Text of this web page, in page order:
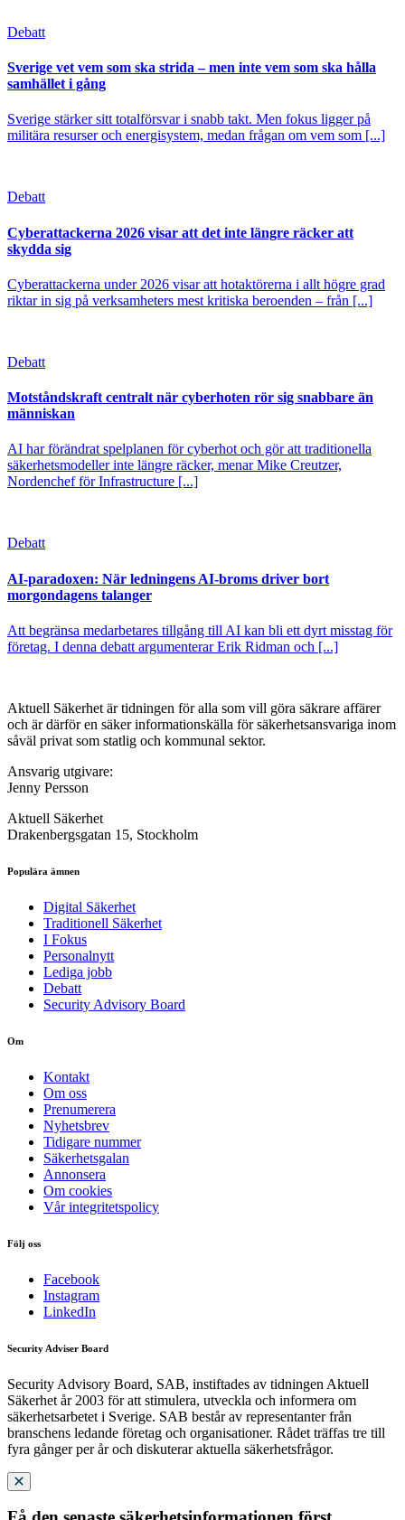
Debatt
Sverige vet vem som ska strida – men inte vem som ska hålla
samhället i gång
Sverige stärker sitt totalförsvar i snabb takt. Men fokus ligger på
militära resurser och energisystem, medan frågan om vem som [...]
Debatt
Cyberattackerna 2026 visar att det inte längre räcker att
skydda sig
Cyberattackerna under 2026 visar att hotaktörerna i allt högre grad
riktar in sig på verksamheters mest kritiska beroenden – från [...]
Debatt
Motståndskraft centralt när cyberhoten rör sig snabbare än
människan
AI har förändrat spelplanen för cyberhot och gör att traditionella
säkerhetsmodeller inte längre räcker, menar Mike Creutzer,
Nordenchef för Infrastructure [...]
Debatt
AI-paradoxen: När ledningens AI-broms driver bort
morgondagens talanger
Att begränsa medarbetares tillgång till AI kan bli ett dyrt misstag för
företag. I denna debatt argumenterar Erik Ridman och [...]
Aktuell Säkerhet är tidningen för alla som vill göra säkrare affärer
och är därför en säker informationskälla för säkerhets­ansvariga inom
såväl privat som statlig och kommunal sektor.
Ansvarig utgivare:
Jenny Persson
Aktuell Säkerhet
Drakenbergsgatan 15, Stockholm
Populära ämnen
Digital Säkerhet
Traditionell Säkerhet
I Fokus
Personalnytt
Lediga jobb
Debatt
Security Advisory Board
Om
Kontakt
Om oss
Prenumerera
Nyhetsbrev
Tidigare nummer
Säkerhetsgalan
Annonsera
Om cookies
Vår integritetspolicy
Följ oss
Facebook
Instagram
LinkedIn
Security Adviser Board
Security Advisory Board, SAB, instiftades av tidningen Aktuell
Säkerhet år 2003 för att stimulera, utveckla och informera om
säkerhetsarbetet i Sverige. SAB består av representanter från
branschens ledande företag och organisationer. Rådet träffas tre till
fyra gånger per år och diskuterar aktuella säkerhetsfrågor.